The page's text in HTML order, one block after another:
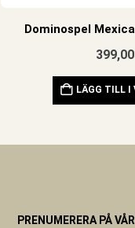
Dominospel
399,00
LÄGG TILL I
PRENUMERERA PÅ